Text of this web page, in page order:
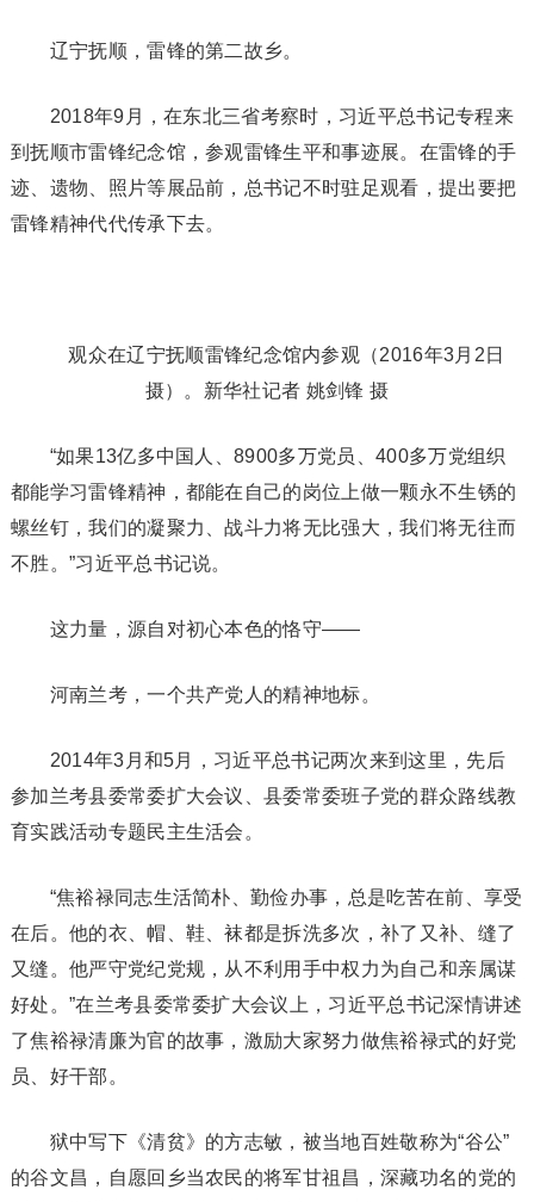
辽宁抚顺，雷锋的第二故乡。
2018年9月，在东北三省考察时，习近平总书记专程来
到抚顺市雷锋纪念馆，参观雷锋生平和事迹展。在雷锋的手
迹、遗物、照片等展品前，总书记不时驻足观看，提出要把
雷锋精神代代传承下去。
观众在辽宁抚顺雷锋纪念馆内参观（2016年3月2日
摄）。新华社记者 姚剑锋 摄
“如果13亿多中国人、8900多万党员、400多万党组织
都能学习雷锋精神，都能在自己的岗位上做一颗永不生锈的
螺丝钉，我们的凝聚力、战斗力将无比强大，我们将无往而
不胜。”习近平总书记说。
这力量，源自对初心本色的恪守——
河南兰考，一个共产党人的精神地标。
2014年3月和5月，习近平总书记两次来到这里，先后
参加兰考县委常委扩大会议、县委常委班子党的群众路线教
育实践活动专题民主生活会。
“焦裕禄同志生活简朴、勤俭办事，总是吃苦在前、享受
在后。他的衣、帽、鞋、袜都是拆洗多次，补了又补、缝了
又缝。他严守党纪党规，从不利用手中权力为自己和亲属谋
好处。”在兰考县委常委扩大会议上，习近平总书记深情讲述
了焦裕禄清廉为官的故事，激励大家努力做焦裕禄式的好党
员、好干部。
狱中写下《清贫》的方志敏，被当地百姓敬称为“谷公”
的谷文昌，自愿回乡当农民的将军甘祖昌，深藏功名的党的